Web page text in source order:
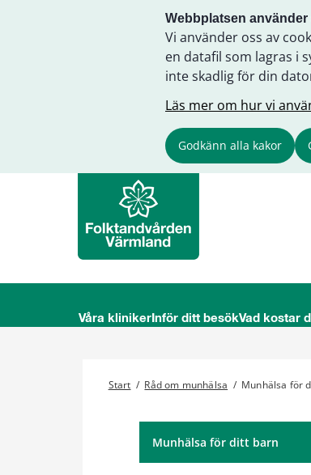
Webbplatsen
Vi använder oss av
en datafil som lagras i
inte skadlig för din
Läs mer om hur vi
Godkänn alla kakor
Våra klinikerInför ditt besökVad kostar
Start / Råd om munhälsa / Munhälsa för
Munhälsa för ditt barn